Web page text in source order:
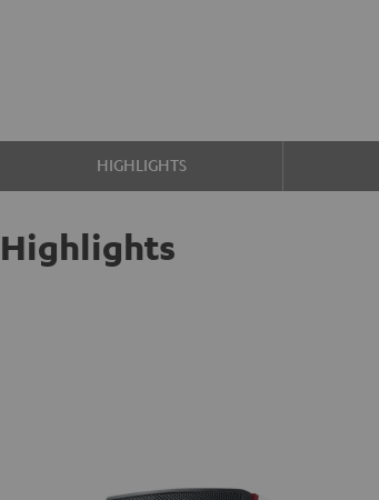
HIGHLIGHTS
Highlights